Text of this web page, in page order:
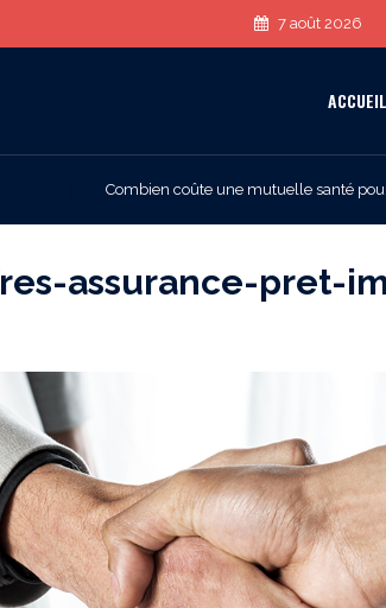
7 août 2026
ACCUEIL
Combien coûte une mutuelle santé
assurance-pret-